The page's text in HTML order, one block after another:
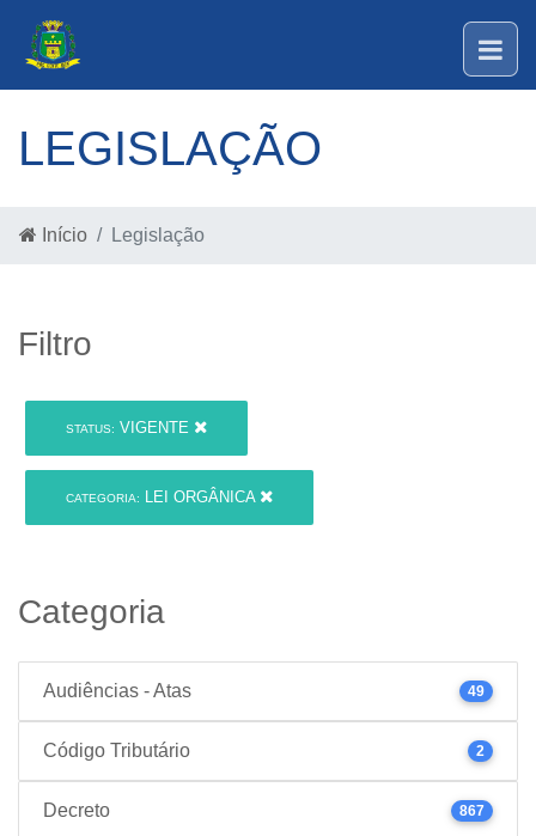
LEGISLAÇÃO
Início Legislação
Filtro
STATUS: VIGENTE
CATEGORIA: LEI ORGÂNICA
Categoria
Audiências - Atas 49
Código Tributário 2
Decreto 867